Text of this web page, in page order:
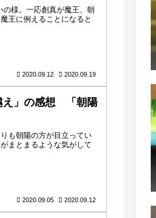
様。一応創真が魔王、朝
王に例えることになると
2020.09.12 2020.09.19
え」の感想 「朝陽
も朝陽の方が目立ってい
まとまるような気がして
2020.09.05 2020.09.12